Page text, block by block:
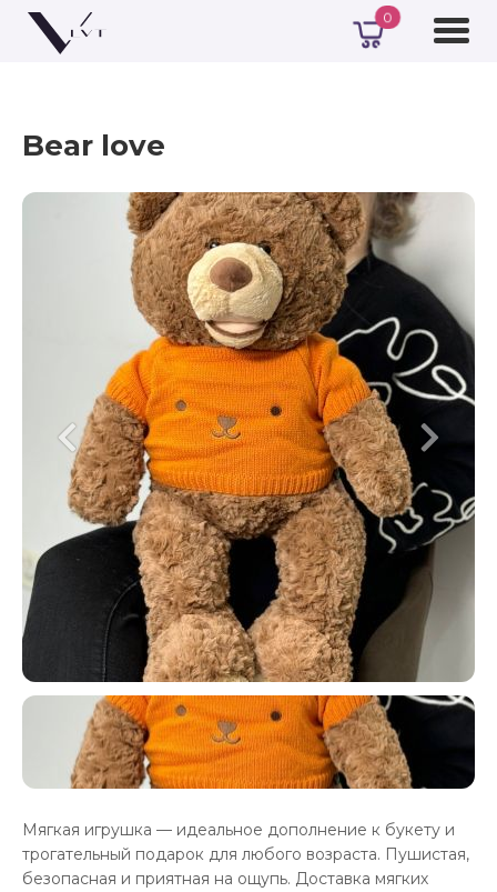
0
Bear love
Мягкая игрушка — идеальное дополнение к букету и
трогательный подарок для любого возраста. Пушистая,
безопасная и приятная на ощупь. Доставка мягких